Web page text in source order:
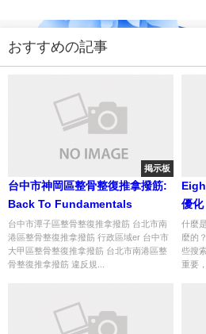
おすすめの記事
掲示板
台中市神岡區整骨整復推拿撥筋:
Back To Fundamentals
台中市潭子區整骨整復推拿撥筋 台北市南
港區整骨整復推拿撥筋 行政區域er 台中市
大甲區整骨整復推拿撥筋 台北市南港區整
骨整復推拿撥筋 違反規...
優
什麼
麼的
些搜
重要